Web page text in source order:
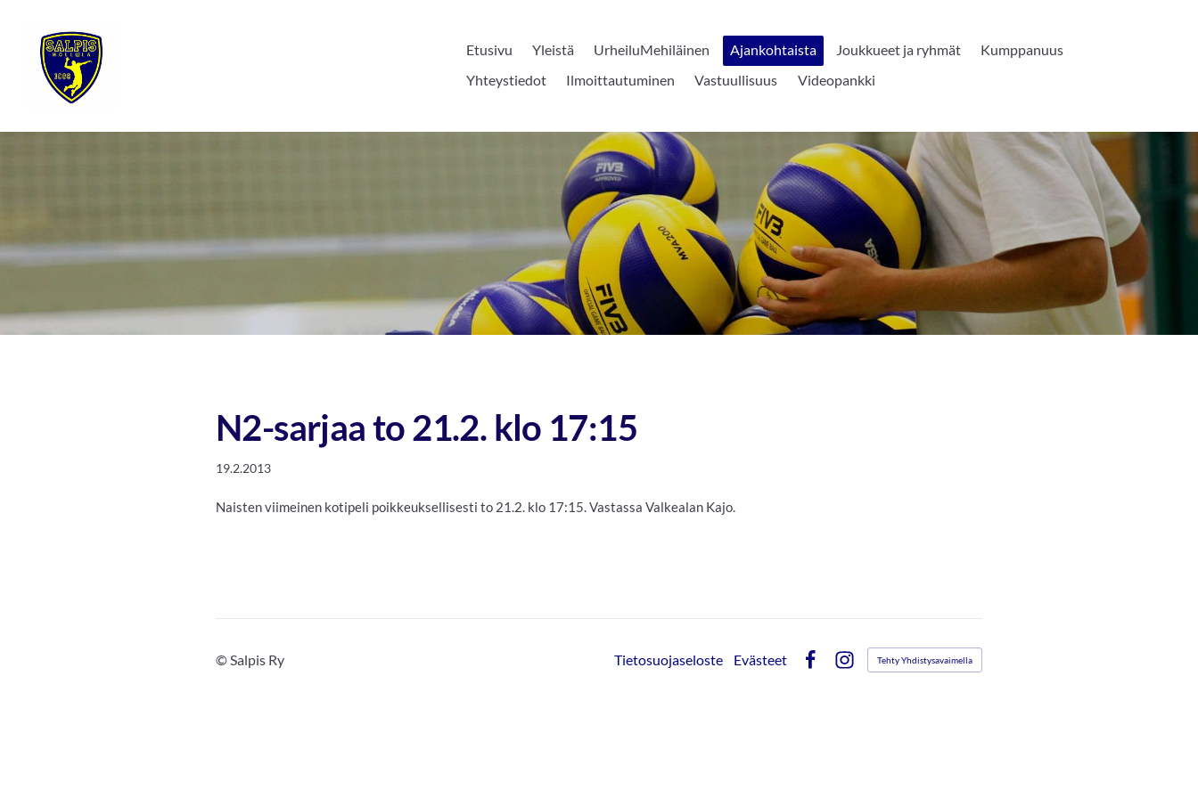
sisältöön
Sivuston etusivulle
Etusivu Yleistä UrheiluMehiläinen Ajankohtaista Joukkueet ja ryhmät
Kumppanuus
Yhteystiedot
Ilmoittautuminen Vastuullisuus Videopankki
N2-sarjaa to 21.2. klo 17:15
19.2.2013
Naisten viimeinen kotipeli poikkeuksellisesti to 21.2. klo 17:15. Vastassa Valkealan Kajo.
©Salpis Ry Tietosuojaseloste
Evästeet
Instagram
Tehty Yhdistysavaimella